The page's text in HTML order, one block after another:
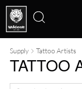
Suche
nach:
Supply Tattoo Artists
TATTOO